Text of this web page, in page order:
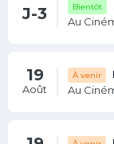
J-3 Bientôt
Au
19
Août
À venir
Au